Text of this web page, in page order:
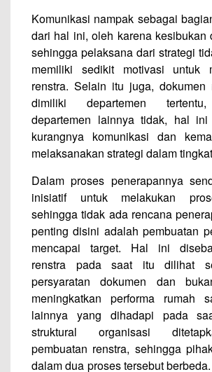
Komunikasi nampak sebagai
dari hal ini, oleh karena kesibukan
sehingga pelaksana dari strategi
memiliki sedikit motivasi untuk
renstra. Selain itu juga, dokumen
dimiliki departemen
departemen lainnya tidak, hal ini
kurangnya komunikasi dan
melaksanakan strategi dalam
Dalam proses penerapannya
inisiatif untuk melakukan
sehingga tidak ada rencana
penting disini adalah pembuatan
mencapai target. Hal ini
renstra pada saat itu dilihat
persyaratan dokumen dan
meningkatkan performa rumah
lainnya yang dihadapi pada
struktural organisasi
pembuatan renstra, sehingga
dalam dua proses tersebut